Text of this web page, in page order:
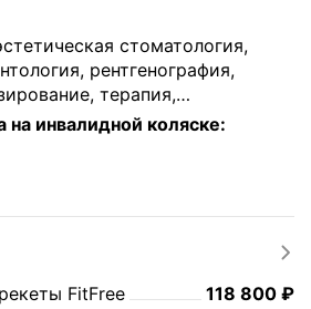
стоматология,
рентгенография,
терапия,
удаление зубов,
кариеса, виниры и
каналов, компьютерная
пластика, лечение
кисты зуба, реставрация
лазерная
стоматология CAD/CAM,
на инвалидной коляске:
FitFree Цена
118800
118 800 ₽